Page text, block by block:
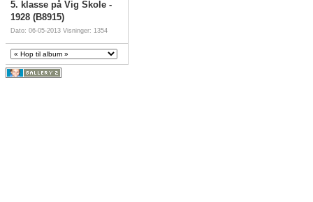
5. klasse på Vig Skole -
1928 (B8915)
Dato: 06-05-2013 Visninger: 1354